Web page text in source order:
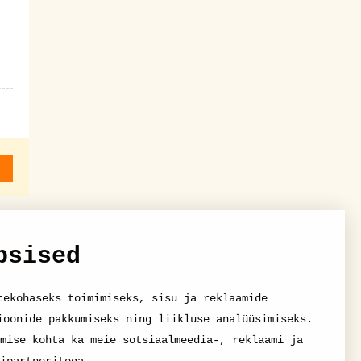
toimimiseks, sisu ja reklaamide
pakkumiseks ning liikluse analüüsimiseks.
kohta ka meie sotsiaalmeedia-, reklaami ja